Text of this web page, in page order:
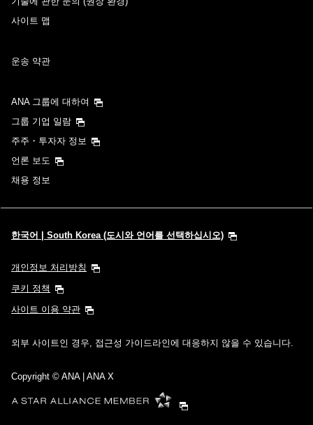
사이트 맵
운송 약관
ANA 그룹에 대하여
그룹 기업 일람
주주・투자자 정보
언론 보도
채용 정보
한국어 | South Korea (도시와 언어를 선택하십시오)
개인정보 처리방침
쿠키 정책
사이트 이용 약관
외부 사이트인 경우, 접근성 가이드라인에 대응하지 않을 수 있습니다.
Copyright © ANA | ANA X